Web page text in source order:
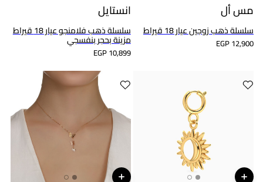
مس أل
سلسلة ذهب زوجين عيار 18 قيراط
EGP 12,900
انستايل
سلسلة ذهب فلامنجو عيار 18 قيراط
مزينة بحجر بنفسجي
EGP 10,899